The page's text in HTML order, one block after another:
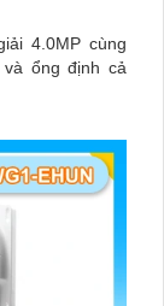
4.0MP cùng
ổng định cả